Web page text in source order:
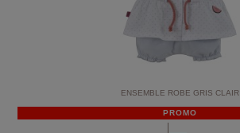
ENSEMBLE ROBE GRIS CLAIR
PROMO